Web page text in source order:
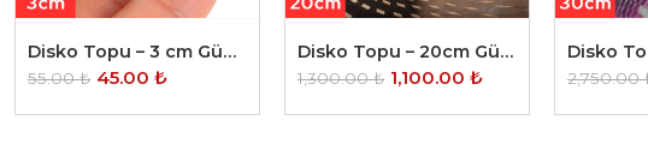
Disko Topu – 3 cm Gümüş
55.00₺ 45.00 ₺
Disko Topu – 20cm Gümüş
1,300.00₺ 1,100.00 ₺ 2,750.00